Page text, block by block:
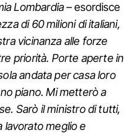
Lombardia– esordisce
di 60 milioni di italiani,
vicinanza alle forze
priorità. Porte aperte in
andata per casa loro
piano. Mi metterò a
Sarò il ministro di tutti,
lavorato meglio e